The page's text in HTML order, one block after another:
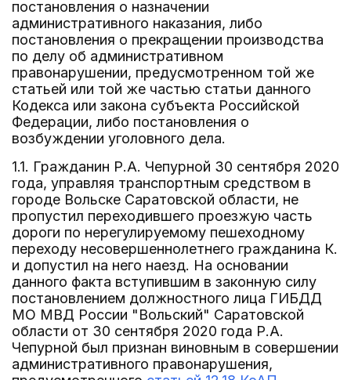
постановления о назначении
административного наказания, либо
постановления о прекращении производства
по делу об административном
правонарушении, предусмотренном той же
статьей или той же частью статьи данного
Кодекса или закона субъекта Российской
Федерации, либо постановления о
возбуждении уголовного дела.
1.1. Гражданин Р.А. Чепурной 30 сентября 2020
года, управляя транспортным средством в
городе Вольске Саратовской области, не
пропустил переходившего проезжую часть
дороги по нерегулируемому пешеходному
переходу несовершеннолетнего гражданина К.
и допустил на него наезд. На основании
данного факта вступившим в законную силу
постановлением должностного лица ГИБДД
МО МВД России "Вольский" Саратовской
области от 30 сентября 2020 года Р.А.
Чепурной был признан виновным в совершении
административного правонарушения,